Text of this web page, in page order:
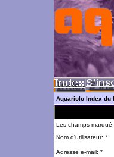
Aquariolo Index du
Les champs marqué
Nom d'utilisateur: *
Adresse e-mail: *